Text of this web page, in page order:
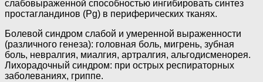
слабовыраженной способностью ингибировать синтез
простагландинов (Pg) в периферических тканях.
Болевой синдром слабой и умеренной выраженности
(различного генеза): головная боль, мигрень, зубная
боль, невралгия, миалгия, артралгия, альгодисменорея.
Лихорадочный синдром: при острых респираторных
заболеваниях, гриппе.